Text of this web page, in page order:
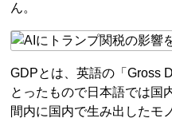
ん。
GDPとは、英語の「Gross
とったもので日本語では国
間内に国内で生み出したモ